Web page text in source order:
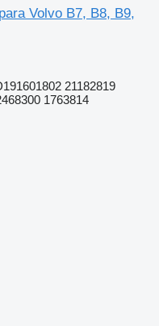
Volvo B7, B8, B9,
21182819
1763814